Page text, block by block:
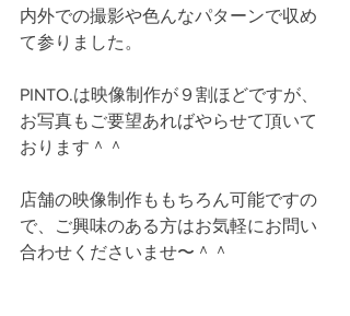
内外での撮影や色んなパターンで収め
て参りました。
PINTO.は映像制作が９割ほどですが、
お写真もご要望あればやらせて頂いて
おります＾＾
店舗の映像制作ももちろん可能ですの
で、ご興味のある方はお気軽にお問い
合わせくださいませ〜＾＾